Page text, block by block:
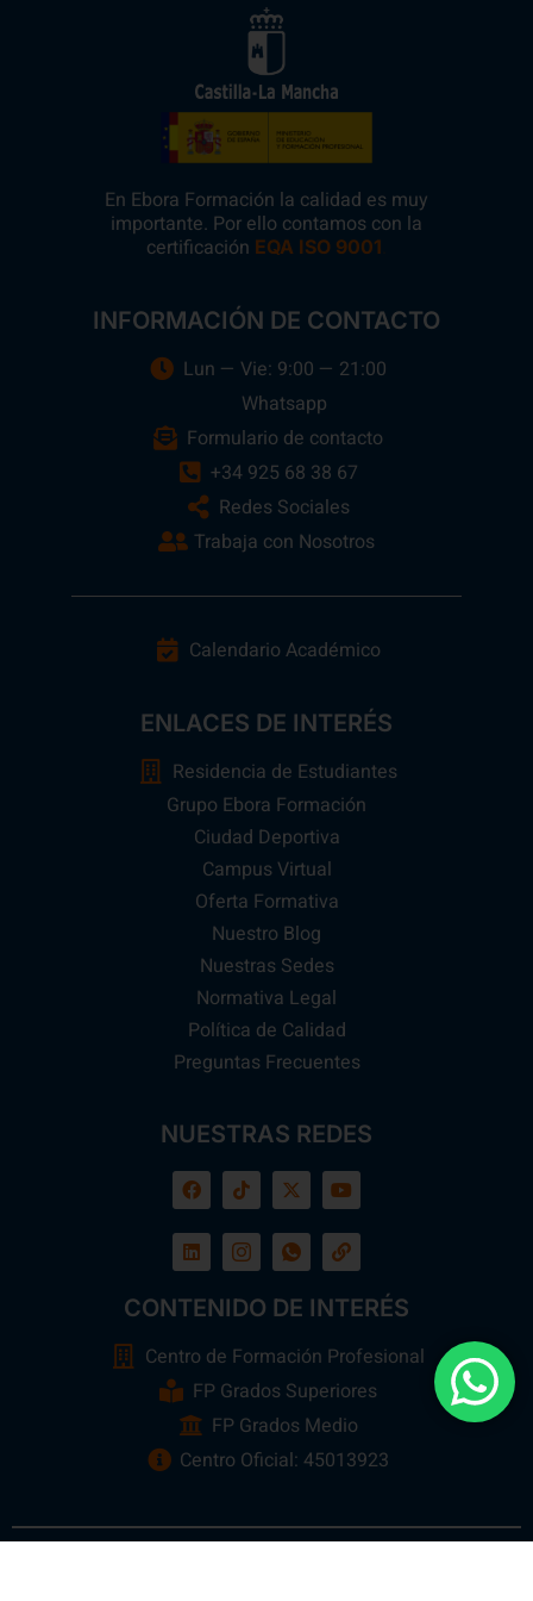
En Ebora Formación la calidad es muy
importante. Por ello contamos con la
certificación EQA ISO 9001
INFORMACIÓN DE CONTACTO
Lun — Vie: 9:00 — 21:00
Whatsapp
Formulario de contacto
+34 925 68 38 67
Redes Sociales
Trabaja con Nosotros
Calendario Académico
ENLACES DE INTERÉS
Residencia de Estudiantes
Grupo Ebora Formación
Ciudad Deportiva
Campus Virtual
Oferta Formativa
Nuestro Blog
Nuestras Sedes
Normativa Legal
Política de Calidad
Preguntas Frecuentes
NUESTRAS REDES
CONTENIDO DE INTERÉS
Centro de Formación Profesional
FP Grados Superiores
FP Grados Medio
Centro Oficial: 45013923